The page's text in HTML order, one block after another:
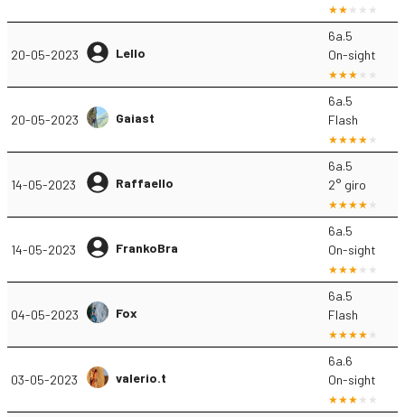
20-05-2023 Lello
6a.5
On-sight
20-05-2023 Gaiast
6a.5
Flash
14-05-2023 Raffaello
6a.5
2° giro
14-05-2023 FrankoBra
6a.5
On-sight
04-05-2023 Fox
6a.5
Flash
03-05-2023 valerio.t
6a.6
On-sight